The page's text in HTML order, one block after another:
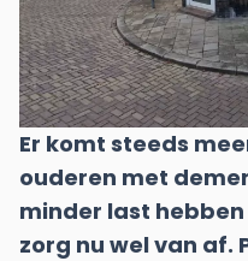
Er komt steeds
ouderen met
minder last
zorg nu wel van af.